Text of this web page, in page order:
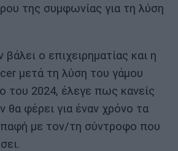
της συμφωνίας για τη λύση
ο επιχειρηματίας και η
μετά τη λύση του γάμου
του 2024, έλεγε πως κανείς
θα φέρει για έναν χρόνο τα
με τον/τη σύντροφο που